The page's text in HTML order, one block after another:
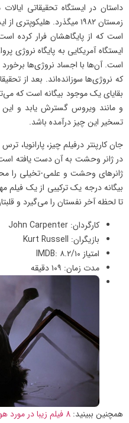
داستان در ایستگاه تحقیقاتی
زمستان ۱۹۸۲ میگذرد.
است که از پایگاهشان فرار کرده
ایستگاه آمریکایی به پایگاه نروژی
است. آن‌ها با اجساد نروژی‌ها برخورد
که نروژی‌ها سوزانده‌اند. بعد از
بقایای یک موجود بیگانه است که
و مانند ویروس گسترش یابد و این
تسخیر این چیز در‌آمده باشد.
جان کارپنتر درفیلم چیز، پارانویا،
در ژانر وحشت به آن دست یافته
ژانرهای وحشت و علمی-تخیلی را
بیگانه‌ درجه ‌یک ترکیبی از یک فیلم
تا لحظه آخر نفستان را می‌گیرد و
کارگردان: John Carpenter
بازیگران: Kurt Russell
امتیاز IMDB: ۸.۲/۱۰
مدت زمان: ۱۰۹ دقیقه
همچنین ببینید: 8 فیلم زیبا در مورد هوش مصنوعی